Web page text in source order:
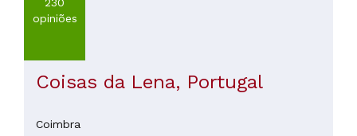
opiniões
Coisas da Lena, Portugal
Coimbra